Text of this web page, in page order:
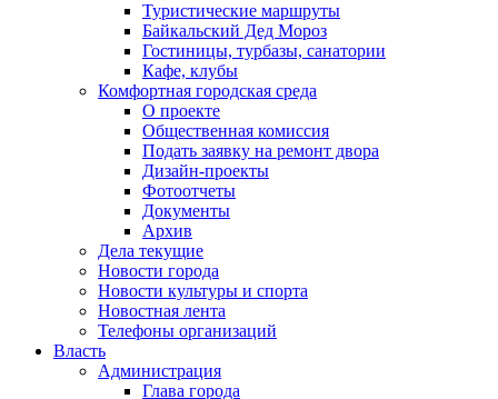
Туристические маршруты
Байкальский Дед Мороз
Гостиницы, турбазы, санатории
Кафе, клубы
Комфортная городская среда
О проекте
Общественная комиссия
Подать заявку на ремонт двора
Дизайн-проекты
Фотоотчеты
Документы
Архив
Дела текущие
Новости города
Новости культуры и спорта
Новостная лента
Телефоны организаций
Власть
Администрация
Глава города